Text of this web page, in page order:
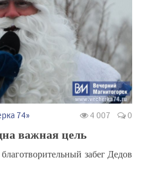
74» 4 007 0
важная цель
забег Дедов